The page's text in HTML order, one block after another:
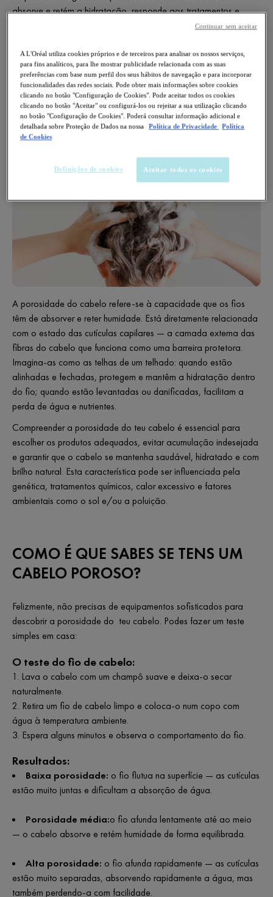
absorve e retém a hidratação, responde aos tratamentos e
mantém o seu brilho natural. Neste artigo, vamos explicar tudo o
identificá-la e quais os melhores cuidados para cada tipo.
O QUE É A POROSIDADE DO
CABELO E PORQUE É QUE É
IMPORTANTE?
A porosidade do cabelo refere-se à capacidade que os fios
têm de absorver e reter humidade. Está diretamente relacionada
com o estado das cutículas capilares — a camada externa das
fibras do cabelo que funciona como uma barreira protetora.
Imagina-as como as telhas de um telhado: quando estão
alinhadas e fechadas, protegem e mantêm a hidratação dentro
do fio; quando estão levantadas ou danificadas, facilitam a
perda de água e nutrientes.
Compreender a porosidade do teu cabelo é essencial para
escolher os produtos adequados, evitar acumulação indesejada
e garantir que o cabelo se mantenha saudável, hidratado e com
brilho natural. Esta característica pode ser influenciada pela
genética, tratamentos químicos, calor excessivo e fatores
ambientais como o sol e/ou a poluição.
COMO É QUE SABES SE TENS UM
CABELO POROSO?
Felizmente, não precisas de equipamentos sofisticados para
descobrir a porosidade do teu cabelo. Podes fazer um teste
simples em casa:
O teste do fio de cabelo:
1. Lava o cabelo com um champô suave e deixa-o secar
naturalmente.
2. Retira um fio de cabelo limpo e coloca-o num copo com
água à temperatura ambiente.
3. Espera alguns minutos e observa o comportamento do fio.
Resultados:
Baixa porosidade: o fio flutua na superfície — as cutículas
estão muito juntas e dificultam a absorção de água.
Porosidade média:o fio afunda lentamente até ao meio
— o cabelo absorve e retém humidade de forma equilibrada.
Alta porosidade: o fio afunda rapidamente — as cutículas
estão muito separadas, absorvendo rapidamente a água, mas
também perdendo-a com facilidade.
A L'Oréal utiliza cookies próprios e de terceiros para analisar os nossos serviços,
para fins analíticos, para lhe mostrar publicidade relacionada com as suas
preferências com base num perfil dos seus hábitos de navegação e para incorporar
funcionalidades das redes sociais. Pode obter mais informações sobre cookies
clicando no botão "Configuração de Cookies". Pode aceitar todos os cookies
clicando no botão "Aceitar" ou configurá-los ou rejeitar a sua utilização clicando
no botão "Configuração de Cookies". Poderá consultar informação adicional e
detalhada sobre Proteção de Dados na nossa
Política de Privacidade
Política
de Cookies
Definições de cookies Aceitar todos os cookies
Continuar sem aceitar